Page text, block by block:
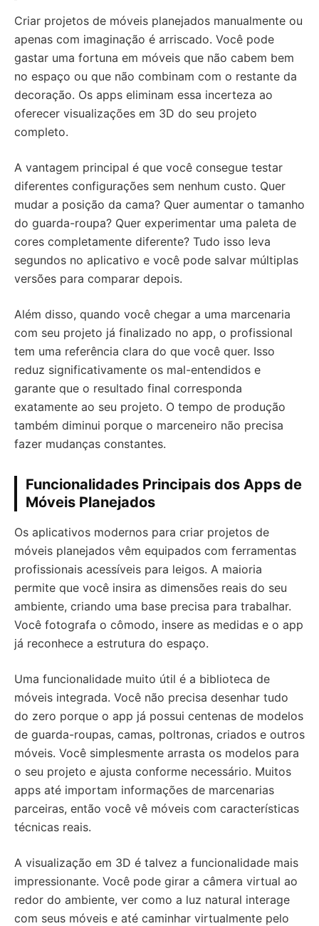
Criar projetos de móveis planejados manualmente ou
apenas com imaginação é arriscado. Você pode
gastar uma fortuna em móveis que não cabem bem
no espaço ou que não combinam com o restante da
decoração. Os apps eliminam essa incerteza ao
oferecer visualizações em 3D do seu projeto
completo.
A vantagem principal é que você consegue testar
diferentes configurações sem nenhum custo. Quer
mudar a posição da cama? Quer aumentar o tamanho
do guarda-roupa? Quer experimentar uma paleta de
cores completamente diferente? Tudo isso leva
segundos no aplicativo e você pode salvar múltiplas
versões para comparar depois.
Além disso, quando você chegar a uma marcenaria
com seu projeto já finalizado no app, o profissional
tem uma referência clara do que você quer. Isso
reduz significativamente os mal-entendidos e
garante que o resultado final corresponda
exatamente ao seu projeto. O tempo de produção
também diminui porque o marceneiro não precisa
fazer mudanças constantes.
Funcionalidades Principais dos Apps de
Móveis Planejados
Os aplicativos modernos para criar projetos de
móveis planejados vêm equipados com ferramentas
profissionais acessíveis para leigos. A maioria
permite que você insira as dimensões reais do seu
ambiente, criando uma base precisa para trabalhar.
Você fotografa o cômodo, insere as medidas e o app
já reconhece a estrutura do espaço.
Uma funcionalidade muito útil é a biblioteca de
móveis integrada. Você não precisa desenhar tudo
do zero porque o app já possui centenas de modelos
de guarda-roupas, camas, poltronas, criados e outros
móveis. Você simplesmente arrasta os modelos para
o seu projeto e ajusta conforme necessário. Muitos
apps até importam informações de marcenarias
parceiras, então você vê móveis com características
técnicas reais.
A visualização em 3D é talvez a funcionalidade mais
impressionante. Você pode girar a câmera virtual ao
redor do ambiente, ver como a luz natural interage
com seus móveis e até caminhar virtualmente pelo